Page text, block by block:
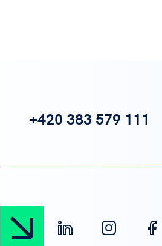
+420 383 579 111